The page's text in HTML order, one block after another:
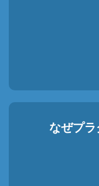
なぜプ